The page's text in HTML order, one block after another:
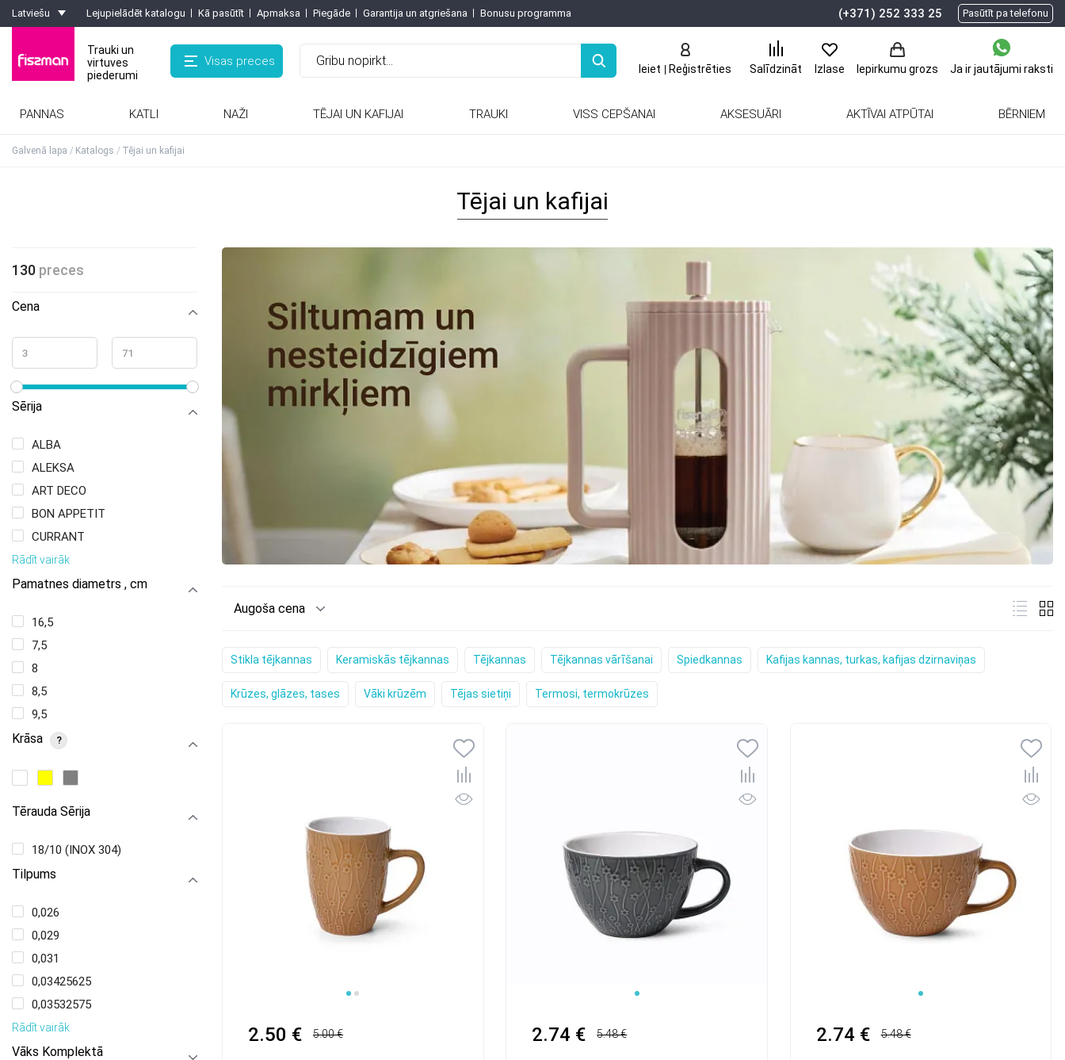
Latviešu Lejupielādēt katalogu Kā pasūtīt Apmaksa Piegāde Garantija un atgriešana Bonusu programma (+371) 252 333 25 Pasūtīt pa telefonu
Trauki un
virtuves
piederumi
Visas preces
Ieiet Reģistrēties Salīdzināt Izlase Iepirkumu grozs Ja ir jautājumi raksti
PANNAS KATLI NAŽI TĒJAI UN KAFIJAI TRAUKI VISS CEPŠANAI AKSESUĀRI AKTĪVAI ATPŪTAI BĒRNIEM
Galvenā lapa Katalogs Tējai un kafijai
Tējai un kafijai
130 preces
Cena
Sērija
ALBA
ALEKSA
ART DECO
BON APPETIT
CURRANT
Rādīt vairāk
Pamatnes diametrs , cm
16,5
7,5
8
8,5
9,5
Krāsa ?
Tērauda Sērija
18/10 (INOX 304)
Tilpums
0,026
0,029
0,031
0,03425625
0,03532575
Rādīt vairāk
Vāks Komplektā
Augoša cena
Stikla tējkannas Keramiskās tējkannas Tējkannas Tējkannas vārīšanai Spiedkannas Kafijas kannas, turkas, kafijas dzirnaviņas
Krūzes, glāzes, tases Vāki krūzēm Tējas sietiņi Termosi, termokrūzes
2.50 € 5.00 € 2.74 € 5.48 € 2.74 € 5.48 €